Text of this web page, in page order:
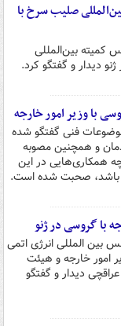
صلیب سرخ با
کمیته بین‌المللی
با وزیر امور خارجه
فنی گفتگو شده
و همچنین مصوبه
همکاری‌هایی در این
باشد، صحبت شده است.
با گروسی در ژنو
بین المللی انرژی اتمی
امور خارجه و هیئت
دیدار و گفتگو